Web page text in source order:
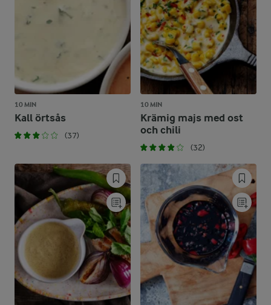
10 MIN
Kall örtsås
(37)
10 MIN
Krämig majs med ost
och chili
(32)